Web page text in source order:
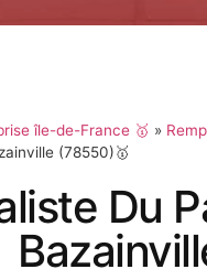
île-de-France 🥇 »
(78550)🥇
Du